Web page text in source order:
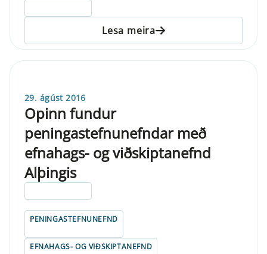
Lesa meira
29. ágúst 2016
Opinn fundur
peningastefnunefndar með
efnahags- og viðskiptanefnd
Alþingis
PENINGASTEFNUNEFND
EFNAHAGS- OG VIÐSKIPTANEFND